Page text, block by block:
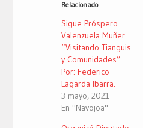
abre
una
ventana
nueva)
una
ventana
nueva)
Relacionado
Sigue Próspero
Valenzuela Muñer
“Visitando Tianguis
y Comunidades”...
Por: Federico
Lagarda Ibarra.
3 mayo, 2021
En "Navojoa"